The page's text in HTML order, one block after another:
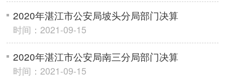
2020年湛江市公安局坡头分局部门决算
时间：2021-09-15
2020年湛江市公安局南三分局部门决算
时间：2021-09-15